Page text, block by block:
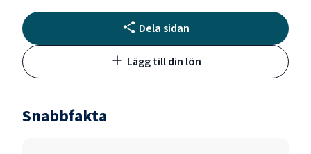
Dela sidan
Lägg till din lön
Snabbfakta